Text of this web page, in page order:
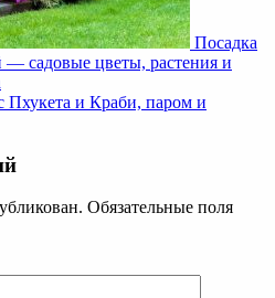
Посадка
— садовые цветы, растения и
Пхукета и Краби, паром и
Обязательные поля